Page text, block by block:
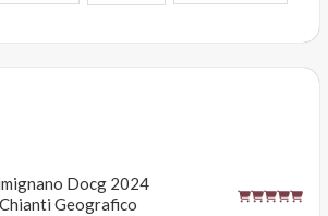
Docg 2024
Geografico